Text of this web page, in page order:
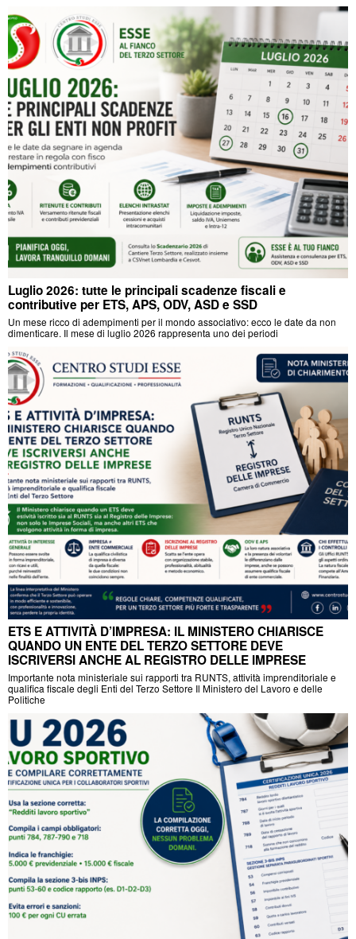
Luglio 2026: tutte le principali scadenze fiscali e
contributive per ETS, APS, ODV, ASD e SSD
Un mese ricco di adempimenti per il mondo associativo: ecco le date da non
dimenticare. Il mese di luglio 2026 rappresenta uno dei periodi
ETS E ATTIVITÀ D’IMPRESA: IL MINISTERO CHIARISCE
QUANDO UN ENTE DEL TERZO SETTORE DEVE
ISCRIVERSI ANCHE AL REGISTRO DELLE IMPRESE
Importante nota ministeriale sui rapporti tra RUNTS, attività imprenditoriale e
qualifica fiscale degli Enti del Terzo Settore Il Ministero del Lavoro e delle
Politiche